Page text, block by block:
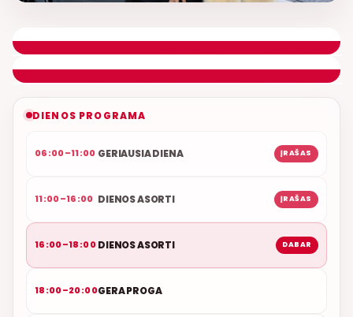
ETERYJE
DIENOS PROGRAMA
06:00–11:00 GERIAUSIA DIENA ĮRAŠAS
11:00–16:00 DIENOS ASORTI ĮRAŠAS
16:00–18:00DIENOS ASORTI DABAR
18:00–20:00GERA PROGA